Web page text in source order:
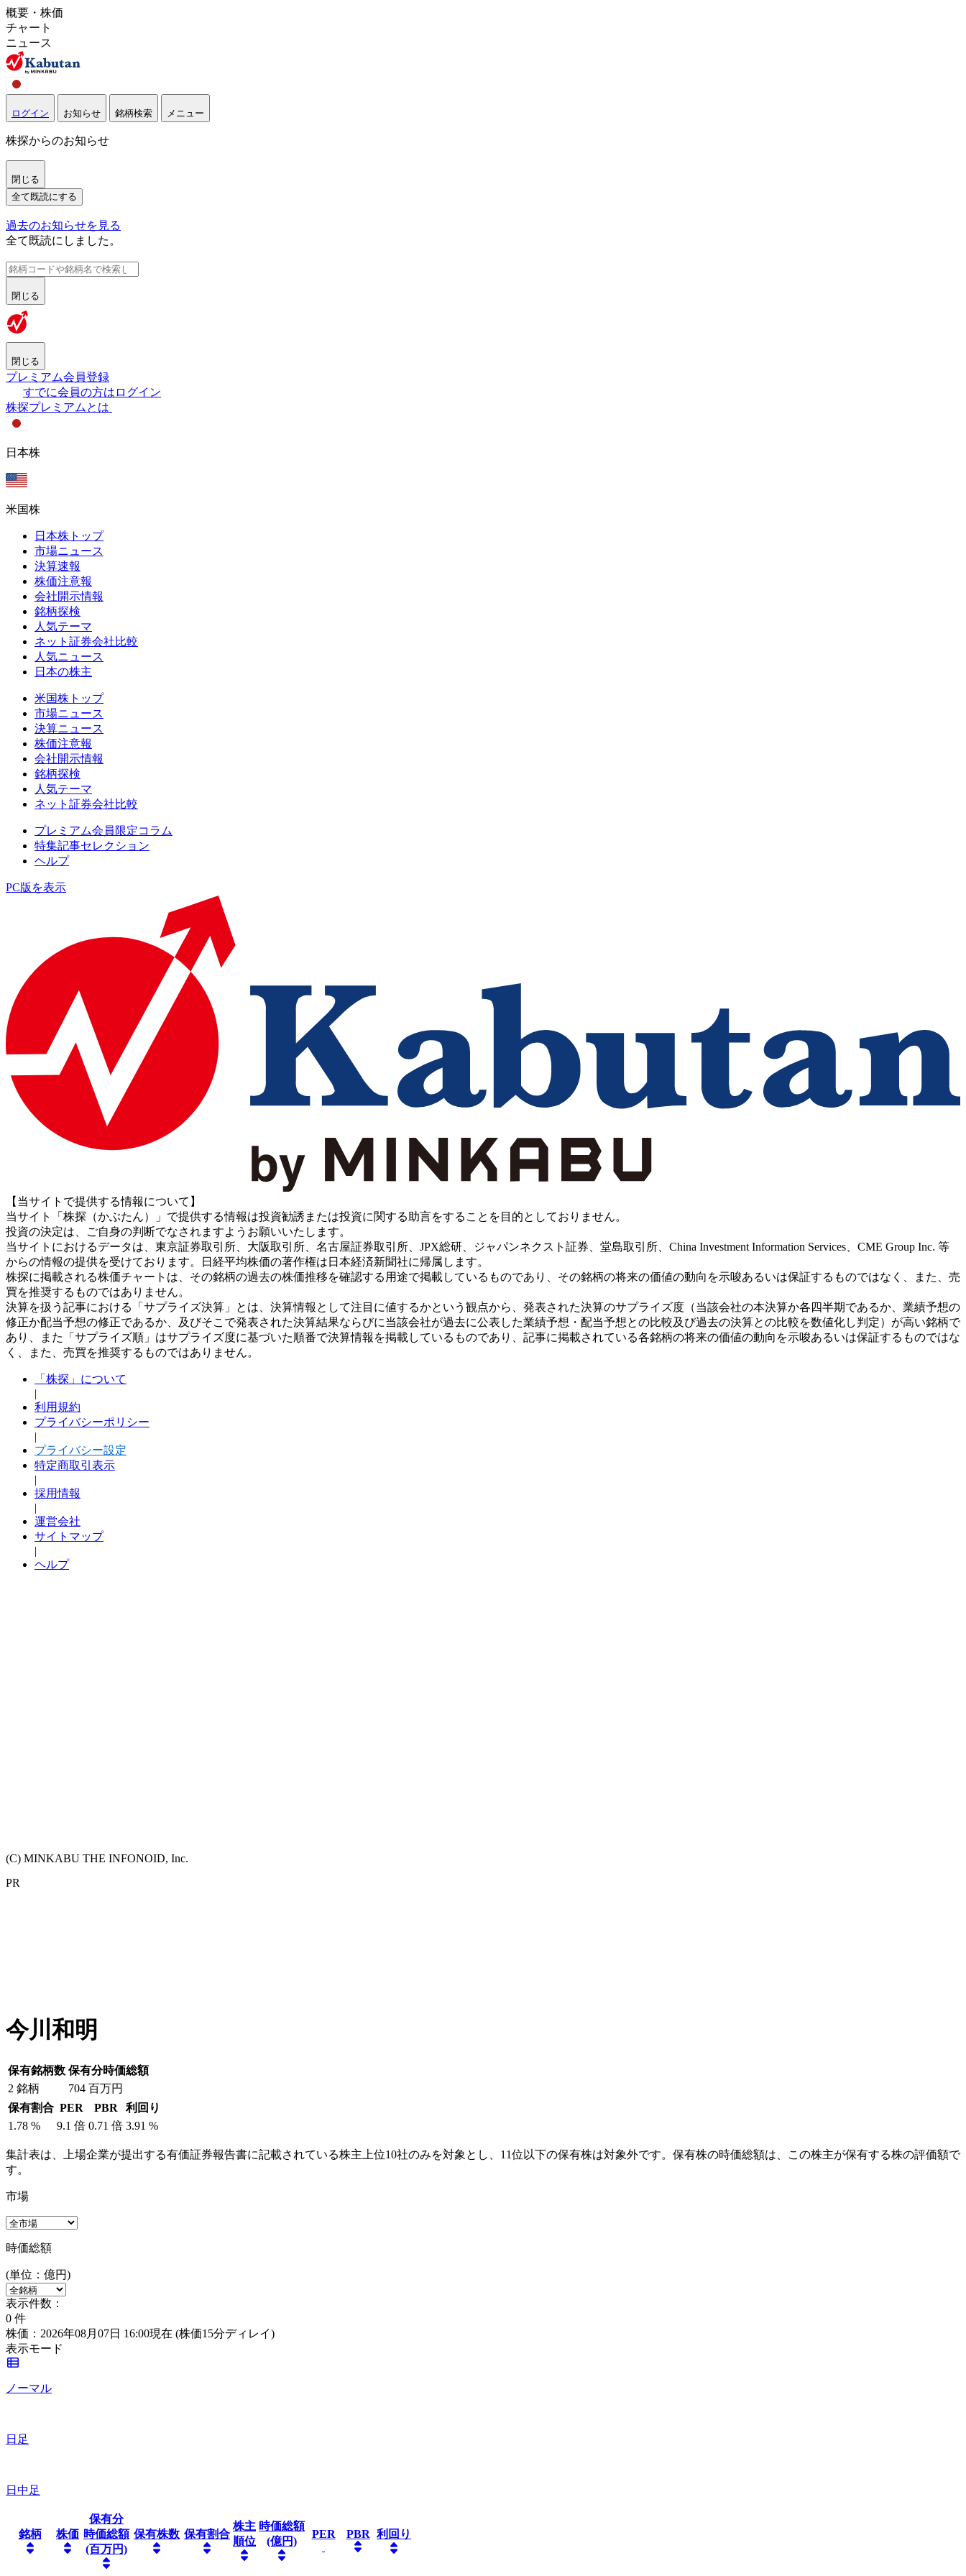
概要・株価
チャート
ニュース
ログイン お知らせ 銘柄検索 メニュー
株探からのお知らせ
閉じる
全て既読にする
過去のお知らせを見る
全て既読にしました。
閉じる
閉じる
プレミアム会員登録
すでに会員の方はログイン
株探プレミアムとは
日本株
米国株
日本株トップ
市場ニュース
決算速報
株価注意報
会社開示情報
銘柄探検
人気テーマ
ネット証券会社比較
人気ニュース
日本の株主
米国株トップ
市場ニュース
決算ニュース
株価注意報
会社開示情報
銘柄探検
人気テーマ
ネット証券会社比較
プレミアム会員限定コラム
特集記事セレクション
ヘルプ
PC版を表示
【当サイトで提供する情報について】
当サイト「株探（かぶたん）」で提供する情報は投資勧誘または投資に関する助言をすることを目的としておりません。
投資の決定は、ご自身の判断でなされますようお願いいたします。
当サイトにおけるデータは、東京証券取引所、大阪取引所、名古屋証券取引所、JPX総研、ジャパンネクスト証券、堂島取引所、China Investment Information Services、CME Group Inc. 等
からの情報の提供を受けております。日経平均株価の著作権は日本経済新聞社に帰属します。
株探に掲載される株価チャートは、その銘柄の過去の株価推移を確認する用途で掲載しているものであり、その銘柄の将来の価値の動向を示唆あるいは保証するものではなく、また、売
買を推奨するものではありません。
決算を扱う記事における「サプライズ決算」とは、決算情報として注目に値するかという観点から、発表された決算のサプライズ度（当該会社の本決算か各四半期であるか、業績予想の
修正か配当予想の修正であるか、及びそこで発表された決算結果ならびに当該会社が過去に公表した業績予想・配当予想との比較及び過去の決算との比較を数値化し判定）が高い銘柄で
あり、また「サプライズ順」はサプライズ度に基づいた順番で決算情報を掲載しているものであり、記事に掲載されている各銘柄の将来の価値の動向を示唆あるいは保証するものではな
く、また、売買を推奨するものではありません。
「株探」について
|
利用規約
プライバシーポリシー
|
プライバシー設定
特定商取引表示
|
採用情報
|
運営会社
サイトマップ
|
ヘルプ
(C) MINKABU THE INFONOID, Inc.
PR
今川和明
保有銘柄数 保有分時価総額
2 銘柄 704 百万円
保有割合 PER PBR
利回り
1.78 % 9.1 倍 0.71 倍 3.91 %
集計表は、上場企業が提出する有価証券報告書に記載されている株主上位10社のみを対象とし、11位以下の保有株は対象外です。保有株の時価総額は、この株主が保有する株の評価額で
す。
市場
時価総額
(単位：億円)
表示件数：
0 件
株価：2026年08月07日 16:00現在 (株価15分ディレイ)
表示モード
ノーマル
日足
日中足
銘柄 株価
保有分
時価総額
(百万円)
保有株数 保有割合
株主
順位
時価総額
(億円)
PER PBR 利回り